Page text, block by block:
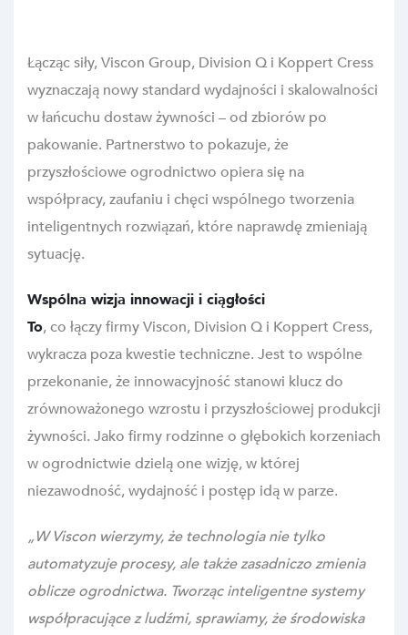
Łącząc siły, Viscon Group, Division Q i Koppert Cress
wyznaczają nowy standard wydajności i skalowalności
w łańcuchu dostaw żywności – od zbiorów po
pakowanie. Partnerstwo to pokazuje, że
przyszłościowe ogrodnictwo opiera się na
współpracy, zaufaniu i chęci wspólnego tworzenia
inteligentnych rozwiązań, które naprawdę zmieniają
sytuację.
Wspólna wizja innowacji i ciągłości
To, co łączy firmy Viscon, Division Q i Koppert Cress,
wykracza poza kwestie techniczne. Jest to wspólne
przekonanie, że innowacyjność stanowi klucz do
zrównoważonego wzrostu i przyszłościowej produkcji
żywności. Jako firmy rodzinne o głębokich korzeniach
w ogrodnictwie dzielą one wizję, w której
niezawodność, wydajność i postęp idą w parze.
„W Viscon wierzymy, że technologia nie tylko
automatyzuje procesy, ale także zasadniczo zmienia
oblicze ogrodnictwa. Tworząc inteligentne systemy
współpracujące z ludźmi, sprawiamy, że środowiska